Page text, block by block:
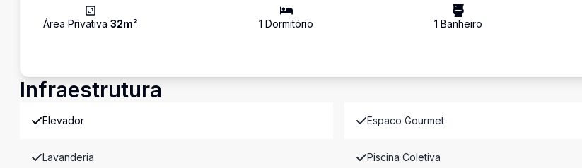
Área Privativa 32m² 1 Dormitório 1 Banheiro
Infraestrutura
Elevador Espaco Gourmet
Lavanderia Piscina Coletiva